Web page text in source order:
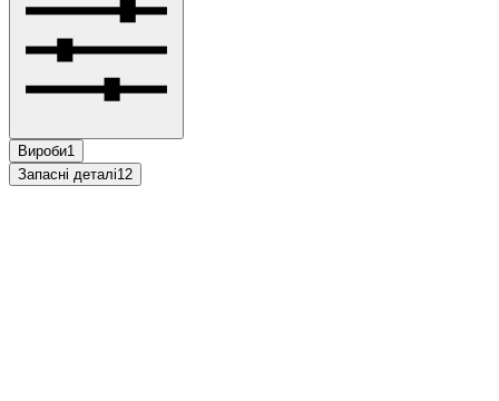
Вироби1
Запасні деталі12